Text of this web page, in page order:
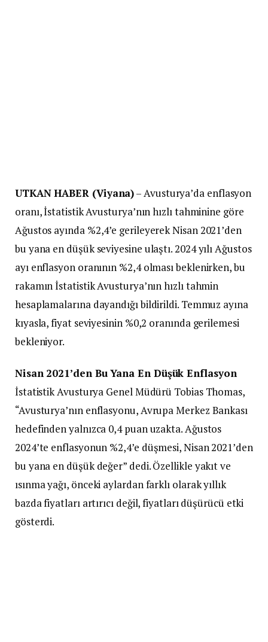
UTKAN HABER (Viyana)– Avusturya’da enflasyon
oranı, İstatistik Avusturya’nın hızlı tahminine göre
Ağustos ayında %2,4’e gerileyerek Nisan 2021’den
bu yana en düşük seviyesine ulaştı. 2024 yılı Ağustos
ayı enflasyon oranının %2,4 olması beklenirken, bu
rakamın İstatistik Avusturya’nın hızlı tahmin
hesaplamalarına dayandığı bildirildi. Temmuz ayına
kıyasla, fiyat seviyesinin %0,2 oranında gerilemesi
bekleniyor.
Nisan 2021’den Bu Yana En Düşük Enflasyon
İstatistik Avusturya Genel Müdürü Tobias Thomas,
“Avusturya’nın enflasyonu, Avrupa Merkez Bankası
hedefinden yalnızca 0,4 puan uzakta. Ağustos
2024’te enflasyonun %2,4’e düşmesi, Nisan 2021’den
bu yana en düşük değer” dedi. Özellikle yakıt ve
ısınma yağı, önceki aylardan farklı olarak yıllık
bazda fiyatları artırıcı değil, fiyatları düşürücü etki
gösterdi.